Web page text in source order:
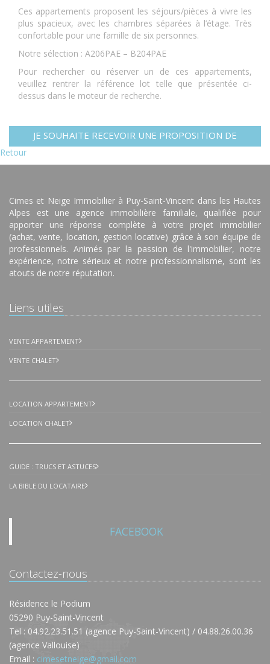
Ces appartements proposent les séjours/pièces à vivre les
plus spacieux, avec les chambres séparées à l’étage. Très
confortable pour une famille de six personnes.
Notre sélection : A206PAE – B204PAE
Pour rechercher ou réserver un de ces appartements,
veuillez rentrer la référence lot telle que présentée ci-
dessus dans le moteur de recherche.
JE SOUHAITE RECEVOIR UNE PROPOSITION DE
LOCATION POUR UNE FAMILLE NOMBREUSE
Retour
Cimes et Neige Immobilier à Puy-Saint-Vincent dans les Hautes
Alpes est une agence immobilière familiale, qualifiée pour
apporter une réponse complète à votre projet immobilier
(achat, vente, location, gestion locative) grâce à son équipe de
professionnels. Animés par la passion de l'immobilier, notre
expérience, notre sérieux et notre professionnalisme, sont les
atouts de notre réputation.
Liens utiles
VENTE APPARTEMENT
VENTE CHALET
LOCATION APPARTEMENT
LOCATION CHALET
GUIDE : TRUCS ET ASTUCES
LA BIBLE DU LOCATAIRE
FACEBOOK
Contactez-nous
Résidence le Podium
05290 Puy-Saint-Vincent
Tel : 04.92.23.51.51 (agence Puy-Saint-Vincent) / 04.88.26.00.36
(agence Vallouise)
Email : cimesetneige@gmail.com